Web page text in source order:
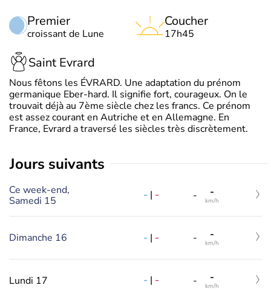
Premier
croissant de Lune
Coucher
17h45
Saint Evrard
Nous fêtons les ÉVRARD. Une adaptation du prénom
germanique Eber-hard. Il signifie fort, courageux. On le
trouvait déjà au 7ème siècle chez les francs. Ce prénom
est assez courant en Autriche et en Allemagne. En
France, Evrard a traversé les siècles très discrètement.
jours suivants
Ce week-end,
Samedi 15
- | - - -
km/h
Dimanche 16 - | - - -
km/h
Lundi 17 - | - - -
km/h